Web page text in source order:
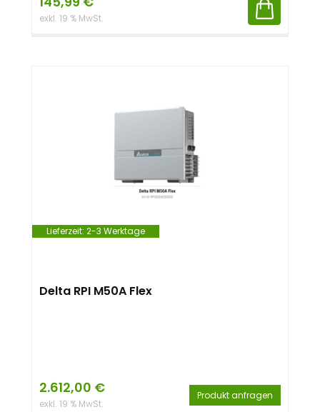
exkl. 19 % MwSt.
Lieferzeit: 2-3 Werktage
Delta RPI M50A Flex
2.612,00 €
exkl. 19 % MwSt.
Produkt anfragen